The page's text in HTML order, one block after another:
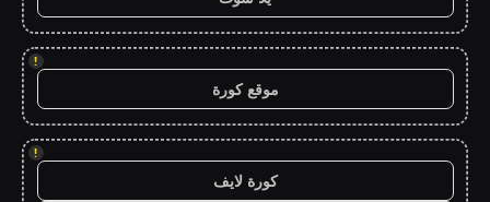
!
موقع كورة
!
كورة لايف